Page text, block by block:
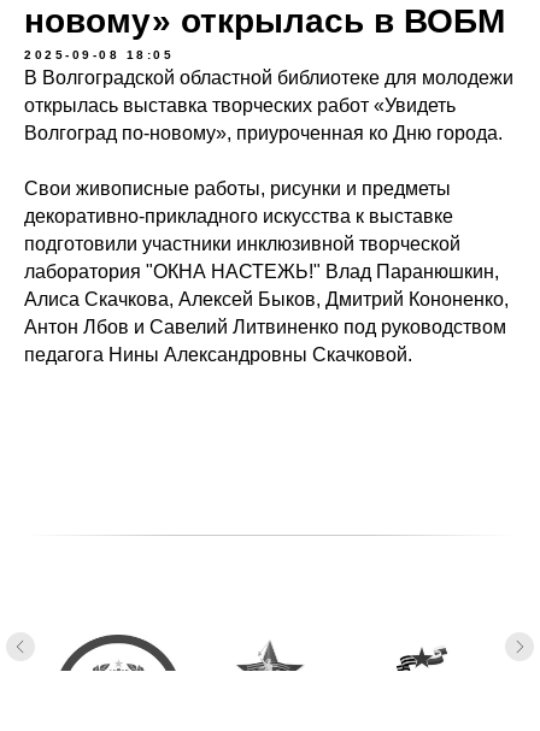
новому» открылась в ВОБМ
2025-09-08 18:05
В Волгоградской областной библиотеке для молодежи
открылась выставка творческих работ «Увидеть
Волгоград по-новому», приуроченная ко Дню города.
Свои живописные работы, рисунки и предметы
декоративно-прикладного искусства к выставке
подготовили участники инклюзивной творческой
лаборатория "ОКНА НАСТЕЖЬ!" Влад Паранюшкин,
Алиса Скачкова, Алексей Быков, Дмитрий Кононенко,
Антон Лбов и Савелий Литвиненко под руководством
педагога Нины Александровны Скачковой.